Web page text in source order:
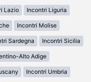
Lazio Incontri Liguria
Incontri Molise
Sardegna Incontri Sicilia
Alto Adige
Incontri Umbria